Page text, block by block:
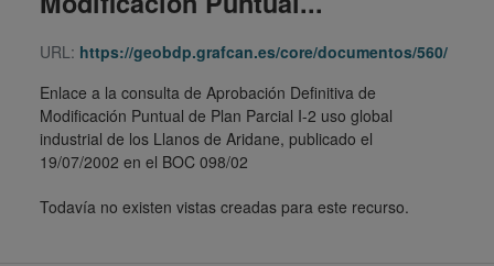
URL: https://geobdp.grafcan.es/core/documentos/560/
Enlace a la consulta de Aprobación Definitiva de
Modificación Puntual de Plan Parcial I-2 uso global
industrial de los Llanos de Aridane, publicado el
19/07/2002 en el BOC 098/02
Todavía no existen vistas creadas para este recurso.